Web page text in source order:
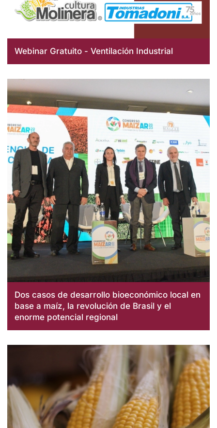
Webinar Gratuito - Ventilación Industrial
Dos casos de desarrollo bioeconómico local en
base a maíz, la revolución de Brasil y el
enorme potencial regional